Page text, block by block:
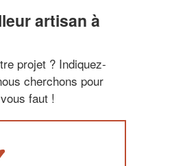
artisan à
projet ? Indiquez-
cherchons pour
faut !